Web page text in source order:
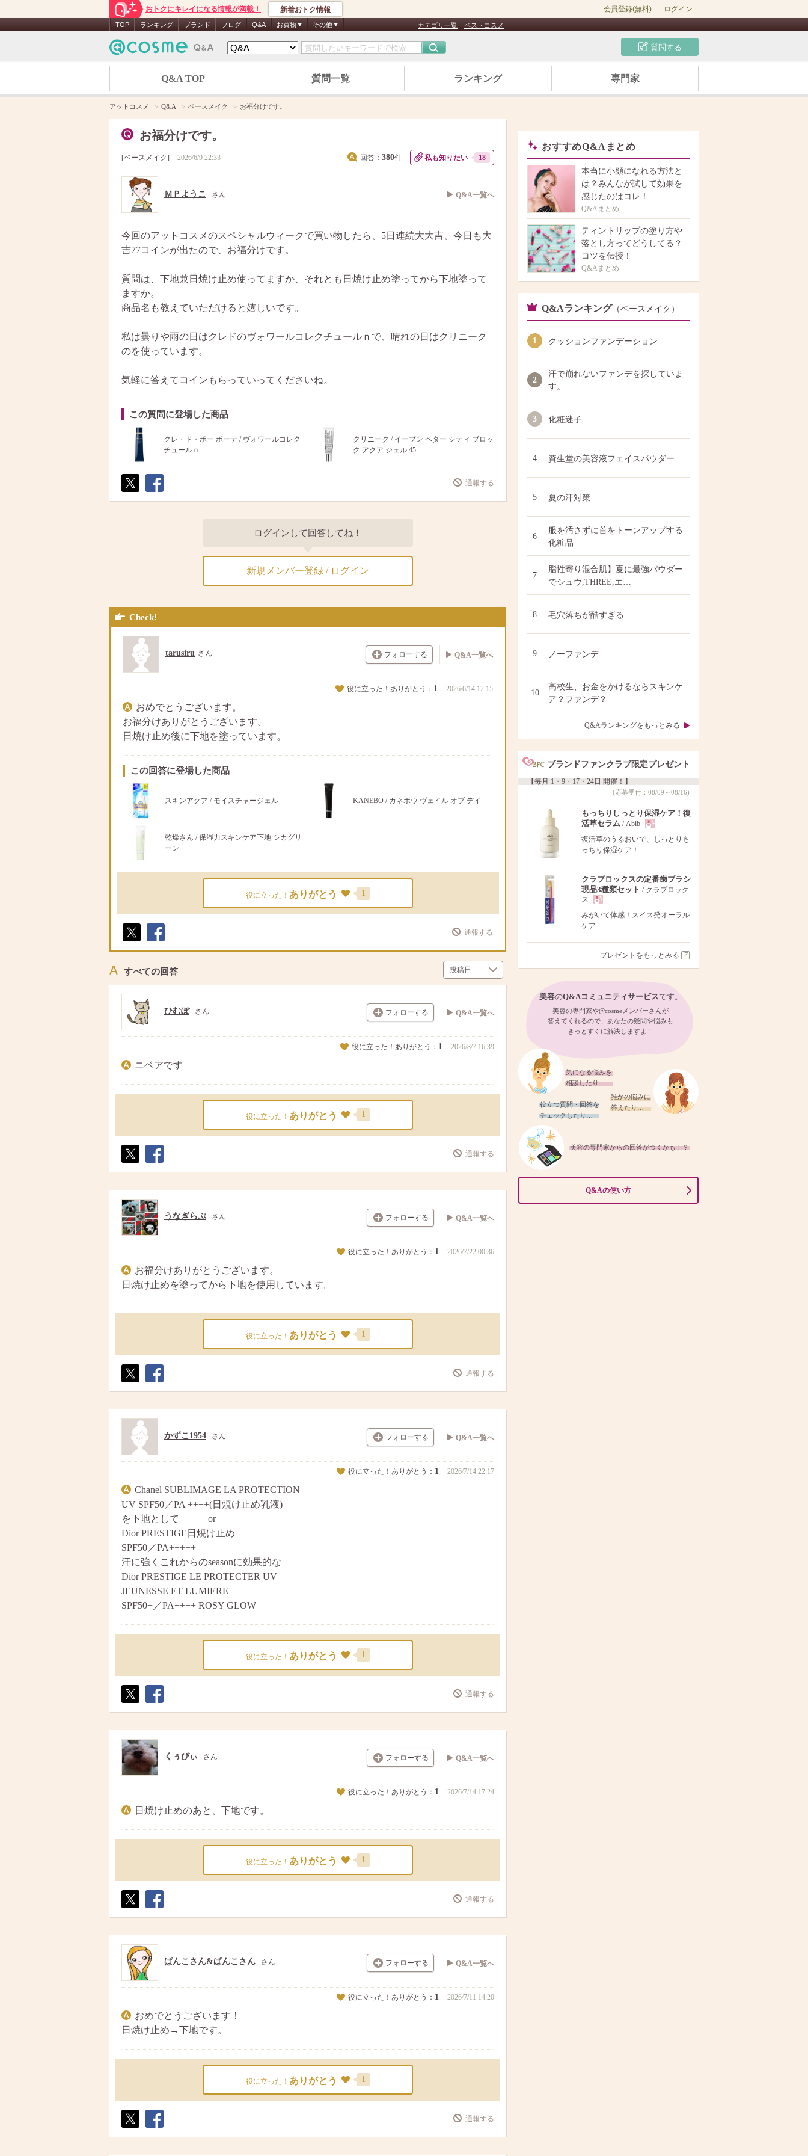
おトクにキレイになる情報が満載！ 新着おトク情報 会員登録(無料) ログイン
TOP ランキング ブランド ブログ Q&A お買物 その他 カテゴリ一覧 ベストコスメ
質問する
Q&A TOP 質問一覧 ランキング 専門家
アットコスメ Q&A ベースメイク お福分けです。
お福分けです。
ベースメイク 2026/6/9 22:33 回答： 380件 私も知りたい 18
ＭＰようこ さん Q&A一覧へ
今回のアットコスメのスペシャルウィークで買い物したら、5日連続大大吉、今日も大
吉77コインが出たので、お福分けです。
質問は、下地兼日焼け止め使ってますか、それとも日焼け止め塗ってから下地塗って
ますか。
商品名も教えていただけると嬉しいです。
私は曇りや雨の日はクレドのヴォワールコレクチュールｎで、晴れの日はクリニーク
のを使っています。
気軽に答えてコインもらっていってくださいね。
この質問に登場した商品
クレ・ド・ポー ボーテ / ヴォワールコレク
チュールｎ
クリニーク / イーブン ベター シティ ブロッ
ク アクア ジェル 45
ト
ア
通報する
ログインして回答してね！
新規メンバー登録 / ログイン
Check!
フォローする
tarusiru さん Q&A一覧へ
役に立った！ありがとう： 1 2026/6/14 12:15
おめでとうございます。
お福分けありがとうございます。
日焼け止め後に下地を塗っています。
この回答に登場した商品
スキンアクア / モイスチャージェル KANEBO / カネボウ ヴェイル オブ デイ
乾燥さん / 保湿力スキンケア下地 シカグリ
ーン
役に立った！ ありがとう 1
ト
ア
通報する
すべての回答
フォローする
ひむぽ さん Q&A一覧へ
役に立った！ありがとう： 1 2026/8/7 16:39
ニベアです
役に立った！ ありがとう 1
ト
ア
通報する
フォローする
うなぎらぶ さん Q&A一覧へ
役に立った！ありがとう： 1 2026/7/22 00:36
お福分けありがとうございます。
日焼け止めを塗ってから下地を使用しています。
役に立った！ ありがとう 1
ト
ア
通報する
フォローする
かずこ1954 さん Q&A一覧へ
役に立った！ありがとう： 1 2026/7/14 22:17
Chanel SUBLIMAGE LA PROTECTION
UV SPF50／PA ++++(日焼け止め乳液)
を下地として or
Dior PRESTIGE日焼け止め
SPF50／PA+++++
汗に強くこれからのseasonに効果的な
Dior PRESTIGE LE PROTECTER UV
JEUNESSE ET LUMIERE
SPF50+／PA++++ ROSY GLOW
役に立った！ ありがとう 1
ト
ア
通報する
フォローする
くぅびぃ さん Q&A一覧へ
役に立った！ありがとう： 1 2026/7/14 17:24
日焼け止めのあと、下地です。
役に立った！ ありがとう 1
ト
ア
通報する
フォローする
ぱんこさん&ぱんこさん さん Q&A一覧へ
役に立った！ありがとう： 1 2026/7/11 14:20
おめでとうございます！
日焼け止め→下地です。
役に立った！ ありがとう 1
ト
ア
通報する
おすすめQ&Aまとめ
本当に小顔になれる方法と
は？みんなが試して効果を
感じたのはコレ！
Q&Aまとめ
ティントリップの塗り方や
落とし方ってどうしてる？
コツを伝授！
Q&Aまとめ
Q&Aランキング （ベースメイク）
1 クッションファンデーション
2
汗で崩れないファンデを探していま
す。
3 化粧迷子
4 資生堂の美容液フェイスパウダー
5 夏の汗対策
6
服を汚さずに首をトーンアップする
化粧品
7
脂性寄り混合肌】夏に最強パウダー
でシュウ,THREE,エ…
8 毛穴落ちが酷すぎる
9 ノーファンデ
10
高校生、お金をかけるならスキンケ
ア？ファンデ？
Q&Aランキングをもっとみる
ブランドファンクラブ限定プレゼント
【毎月 1・9・17・24日 開催！】
(応募受付：08/09～08/16)
もっちりしっとり保湿ケア！復
活草セラム / Abib
現
復活草のうるおいで、しっとりも
っちり保湿ケア！
クラプロックスの定番歯ブラシ
現品3種類セット / クラプロック
ス
現
品
みがいて体感！スイス発オーラル
ケア
プレゼントをもっとみる
美容のQ&Aコミュニティサービスです。
美容の専門家や@cosmeメンバーさんが
答えてくれるので、あなたの疑問や悩みも
きっとすぐに解決しますよ！
気になる悩みを
相談したり…
誰かの悩みに
答えたり…
役立つ質問・回答を
チェックしたり…
美容の専門家からの回答がつくかも！？
Q&Aの使い方